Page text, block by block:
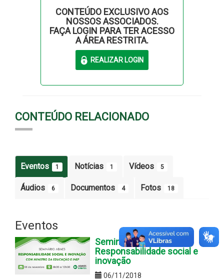
CONTEÚDO EXCLUSIVO AOS
NOSSOS ASSOCIADOS.
FAÇA LOGIN PARA TER ACESSO
A ÁREA RESTRITA.
CONTEÚDO RELACIONADO
Eventos 1 Notícias 1 Vídeos 5
Áudios 6 Documentos 4 Fotos 18
Eventos
Seminário ABMES |
Responsabilidade social e
inovação
06/11/2018